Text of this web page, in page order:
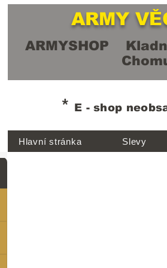
ARMY
ARMYSHOP
* E - shop
Hlavní stránka Slevy